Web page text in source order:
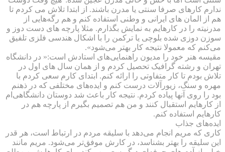
ندارم کارهای صرفا سنتی یا مدرن باشند. از ابتدا تلاش می کردم تا
هم از المان های ایرانی و وطنی استفاده کنم و هم رگه‌هایی از
مدرنیته را در کارهایم به نمایش بگذارم. مثلا پارچه های دست دوز و
سوزن دوزی شده بلوچی یا ترکمن را با اشکال هندسی فلزی تلفیق
می‌کنم که معمولا نتیجه کار بهتر می‌شود».
مقیسه هنر خود را مدیون راهنمایی‌های استادش است:« در دانشگاه
تهران و رشته گرافیک تحصیل کردم و از همان سال های اول در
تلاش بودم تا کار متفاوتی را ارائه کنم. ابتدای کارم سعی کردم با
مهره و سنگ، زیورآلات درست کنم و ایده‌های مختلفی که در ذهنم
بود را روی آنها پیاده کردم. نتیجه کار باعث شد دوستان دانشگاهی‌ام
از کارهایم استقبال کنند و من هم تصمیم بگیرم از پارچه هم در
کارهایم استفاده کنم.
اید‌ه‌های جذاب
کاری که مریم انجام می‌دهد با سلیقه مردم در ارتباط است، هر قدر
این سلیقه را بهتر بشناسد، در کارش موفق‌تر می‌شود. مریم مانند